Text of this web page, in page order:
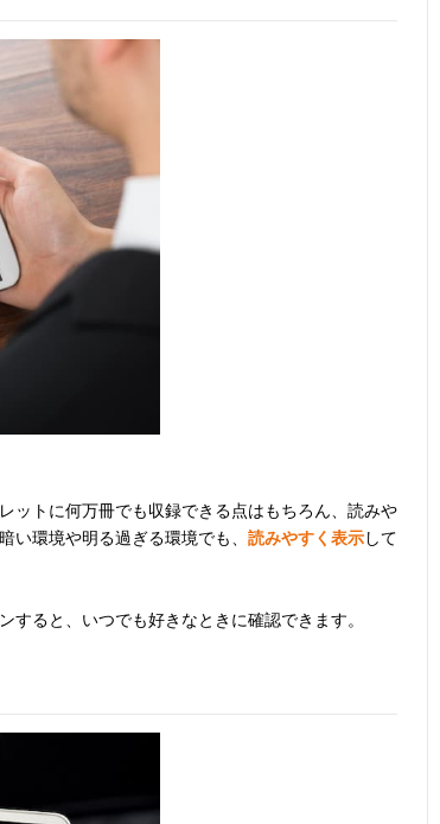
ットに何万冊でも収録できる点はもちろん、読みや
い環境や明る過ぎる環境でも、 読みやすく表示して
すると、いつでも好きなときに確認できます。